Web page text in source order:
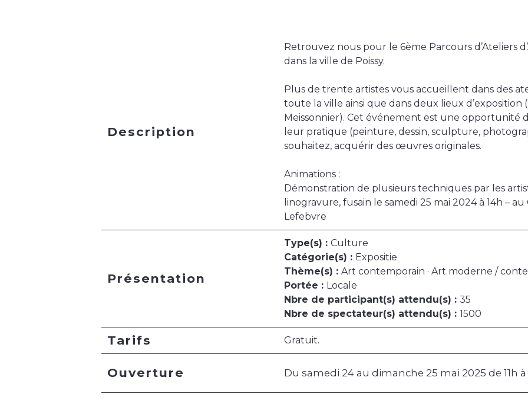
Description
Retrouvez nous pour le 6ème Parcours d’Ateliers
dans la ville de Poissy.
Plus de trente artistes vous accueillent dans des
toute la ville ainsi que dans deux lieux d’exposition
Meissonnier). Cet événement est une opportunité
leur pratique (peinture, dessin, sculpture,
souhaitez, acquérir des œuvres originales.
Animations :
Démonstration de plusieurs techniques par les
linogravure, fusain le samedi 25 mai 2024 à 14h –
Lefebvre
Présentation
Type(s) : Culture
Catégorie(s) : Expositie
Thème(s) : Art contemporain · Art moderne /
Portée : Locale
Nbre de participant(s) attendu(s) : 35
Nbre de spectateur(s) attendu(s) : 1500
Tarifs Gratuit.
Ouverture Du samedi 24 au dimanche 25 mai 2025 de 11h à